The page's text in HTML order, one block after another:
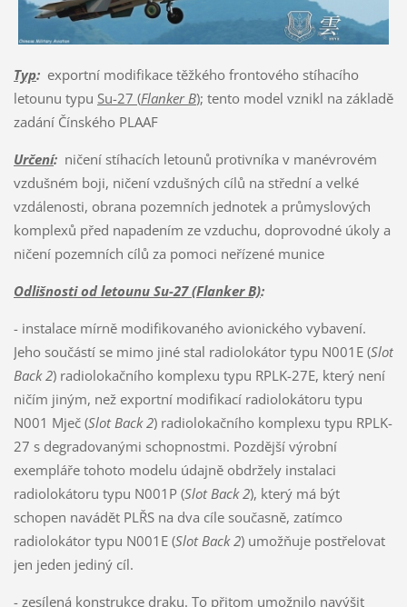
Typ:exportní modifikace těžkého frontového stíhacího
letounu typu Su-27 (Flanker B); tento model vznikl na základě
zadání Čínského PLAAF
Určení:ničení stíhacích letounů protivníka v manévrovém
vzdušném boji, ničení vzdušných cílů na střední a velké
vzdálenosti, obrana pozemních jednotek a průmyslových
komplexů před napadením ze vzduchu, doprovodné úkoly a
ničení pozemních cílů za pomoci neřízené munice
Odlišnosti od letounu Su-27 (Flanker B):
- instalace mírně modifikovaného avionického vybavení.
Jeho součástí se mimo jiné stal radiolokátor typu N001E (Slot
Back 2) radiolokačního komplexu typu RPLK-27E, který není
ničím jiným, než exportní modifikací radiolokátoru typu
N001 Mječ (Slot Back 2) radiolokačního komplexu typu RPLK-
27 s degradovanými schopnostmi. Pozdější výrobní
exempláře tohoto modelu údajně obdržely instalaci
radiolokátoru typu N001P (Slot Back 2), který má být
schopen navádět PLŘS na dva cíle současně, zatímco
radiolokátor typu N001E (Slot Back 2) umožňuje postřelovat
jen jeden jediný cíl.
- zesílená konstrukce draku. To přitom umožnilo navýšit